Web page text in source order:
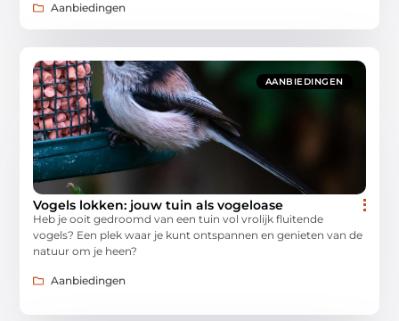
Aanbiedingen
AANBIEDINGEN
Vogels lokken: jouw tuin als vogeloase
Heb je ooit gedroomd van een tuin vol vrolijk fluitende
vogels? Een plek waar je kunt ontspannen en genieten van de
natuur om je heen?
Aanbiedingen